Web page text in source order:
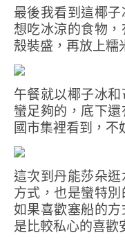
最後我看到這椰
想吃冰涼的食物
殼裝盛，再放上糯
午餐就以椰子冰
蠻足夠的，底下
國市集裡看到，不
這次到丹能莎朵
方式，也是蠻特
如果喜歡塞船的
是比較私心的喜歡